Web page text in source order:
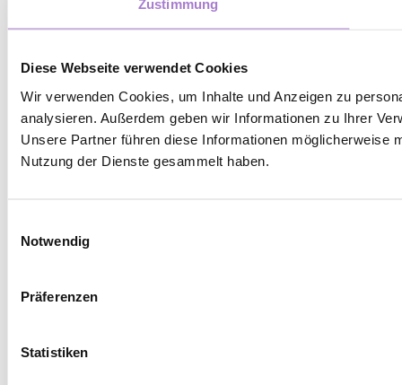
Zustimmung
Diese Webseite verwendet Cookies
Wir verwenden Cookies, um Inhalte und Anzeigen zu
analysieren. Außerdem geben wir Informationen zu Ihrer
Unsere Partner führen diese Informationen möglicherweise
Nutzung der Dienste gesammelt haben.
Notwendig
Präferenzen
Statistiken